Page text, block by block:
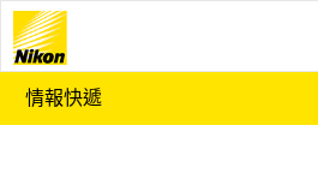
情報快遞